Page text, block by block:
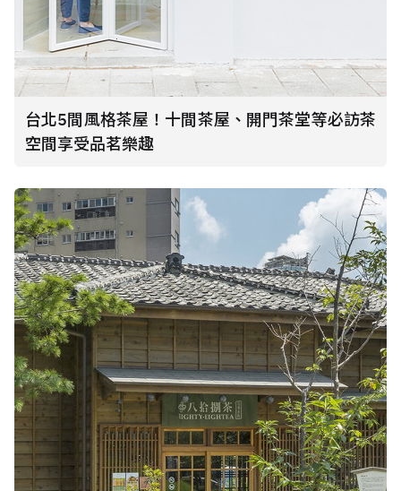
台北5間風格茶屋！十間茶屋、開門茶堂等必訪茶
空間享受品茗樂趣